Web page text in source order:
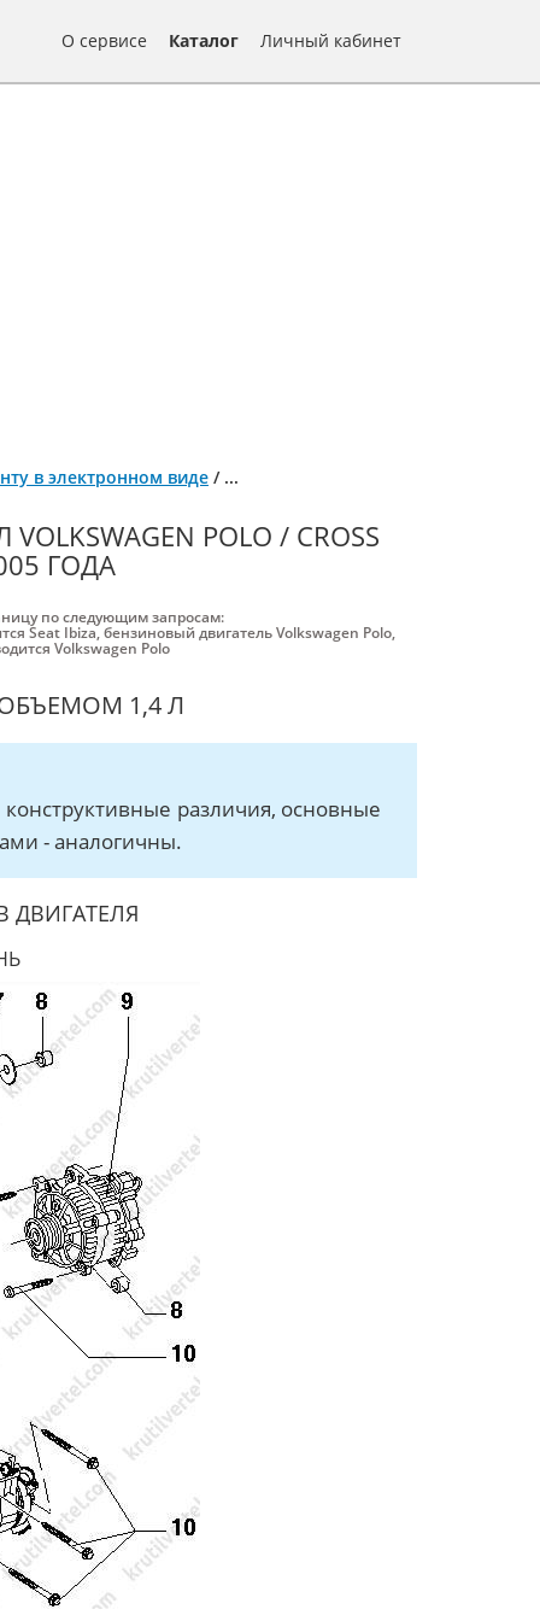
О сервисе Каталог Личный кабинет
в электронном виде / ...
POLO / CROSS
ГОДА
по следующим запросам:
Seat Ibiza,бензиновый двигатель Volkswagen Polo,
Volkswagen Polo
1,4 Л
различия, основные
- аналогичны.